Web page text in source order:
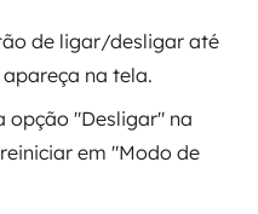
de ligar/desligar até
na tela.
opção "Desligar" na
em "Modo de